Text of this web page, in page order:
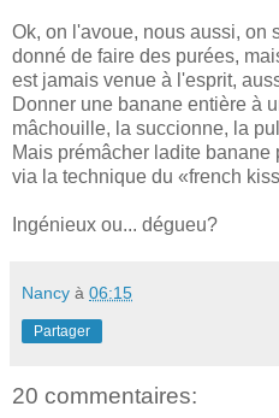
Ok, on l'avoue, nous aussi, on
donné de faire des purées,
est jamais venue à l'esprit,
Donner une banane entière à
mâchouille, la succionne, la
Mais prémâcher ladite
via la technique du «french
Ingénieux ou... dégueu?
Nancy à 06:15
Partager
20 commentaires: